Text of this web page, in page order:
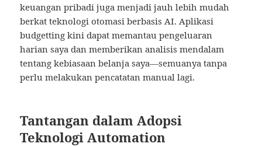
keuangan pribadi juga menjadi jauh lebih mudah
berkat teknologi otomasi berbasis AI. Aplikasi
budgetting kini dapat memantau pengeluaran
harian saya dan memberikan analisis mendalam
tentang kebiasaan belanja saya—semuanya tanpa
perlu melakukan pencatatan manual lagi.
Tantangan dalam Adopsi
Teknologi Automation